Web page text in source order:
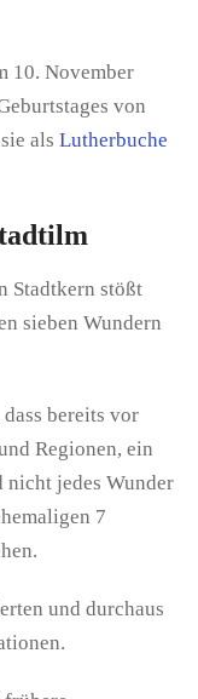
10. November
von
als Lutherbuche
Stadtkern stößt
sieben Wundern
bereits vor
Regionen, ein
nicht jedes Wunder
7
und durchaus